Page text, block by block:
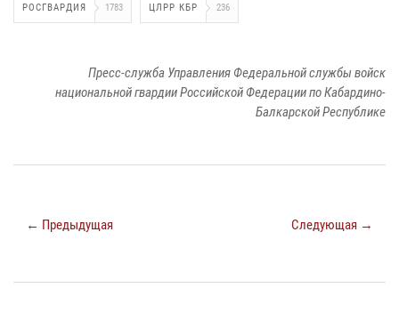
РОСГВАРДИЯ 1783 ЦЛРР КБР 236
Пресс-служба Управления Федеральной службы войск
национальной гвардии Российской Федерации по Кабардино-
Балкарской Республике
← Предыдущая Следующая →